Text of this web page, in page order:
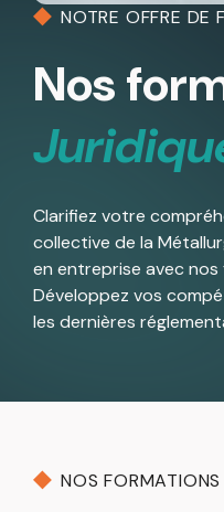
NOTRE OFFRE DE
Nos
Clarifiez votre
collective de la
en entreprise avec
Développez vos
les dernières
NOS